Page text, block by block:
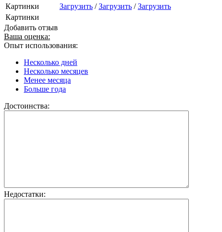
Картинки
Загрузить /Загрузить /Загрузить
Картинки
Добавить отзыв
Ваша оценка:
Опыт использования:
Несколько дней
Несколько месяцев
Менее месяца
Больше года
Достоинства:
Недостатки: